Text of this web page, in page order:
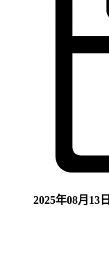
2025年08月13日